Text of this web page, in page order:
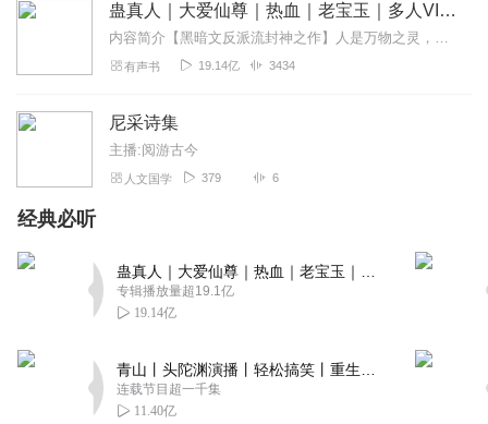
蛊真人｜大爱仙尊｜热血｜老宝玉｜多人VIP免费有声剧
内容简介【黑暗文反派流封神之作】人是万物之灵，蛊是天地真精。一个穿越者不断重生的故事。一个养蛊、炼蛊、用蛊的奇特世界。配音组（男角色）老宝玉旁白...
有声书 19.14亿 3434
尼采诗集
主播:阅游古今
人文国学 379 6
经典必听
专辑播放量超19.1亿
19.14亿
连载节目超一千集
11.40亿